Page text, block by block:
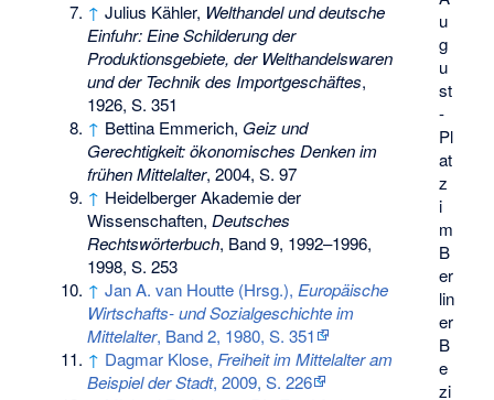
u
g
u
st
-
Pl
at
z
i
m
B
er
lin
er
B
e
zi
↑ Julius Kähler, Welthandel und deutsche
Einfuhr: Eine Schilderung der
Produktionsgebiete, der Welthandelswaren
und der Technik des Importgeschäftes,
1926, S. 351
↑ Bettina Emmerich, Geiz und
Gerechtigkeit: ökonomisches Denken im
frühen Mittelalter, 2004, S. 97
↑ Heidelberger Akademie der
Wissenschaften,Deutsches
Rechtswörterbuch, Band 9, 1992–1996,
1998, S. 253
↑ Jan A. van Houtte (Hrsg.),Europäische
Wirtschafts- und Sozialgeschichte im
Mittelalter, Band 2, 1980, S. 351
↑ Dagmar Klose,Freiheit im Mittelalter am
Beispiel der Stadt, 2009, S. 226